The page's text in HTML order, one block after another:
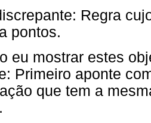
Regra
pontos.
eu mostrar estes
Primeiro aponte
que tem a